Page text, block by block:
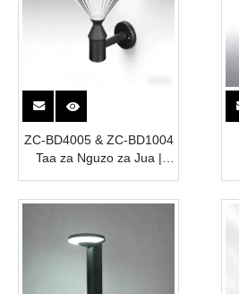
ZC-BD4005 & ZC-BD1004
Taa za Nguzo za Jua |